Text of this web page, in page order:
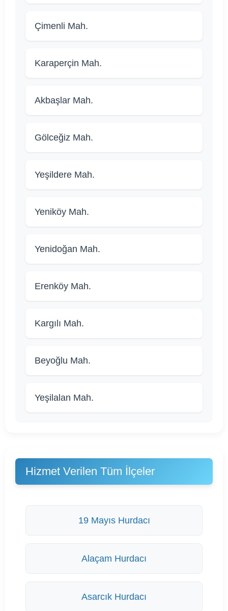
Çimenli Mah.
Karaperçin Mah.
Akbaşlar Mah.
Gölceğiz Mah.
Yeşildere Mah.
Yeniköy Mah.
Yenidoğan Mah.
Erenköy Mah.
Kargılı Mah.
Beyoğlu Mah.
Yeşilalan Mah.
Hizmet Verilen Tüm İlçeler
19 Mayıs Hurdacı
Alaçam Hurdacı
Asarcık Hurdacı